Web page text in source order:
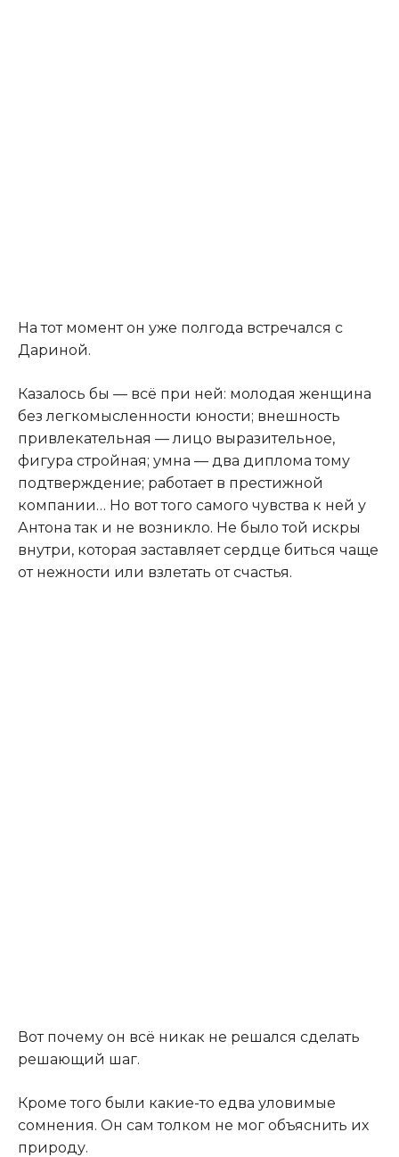
На тот момент он уже полгода встречался с
Дариной.
Казалось бы — всё при ней: молодая женщина
без легкомысленности юности; внешность
привлекательная — лицо выразительное,
фигура стройная; умна — два диплома тому
подтверждение; работает в престижной
компании… Но вот того самого чувства к ней у
Антона так и не возникло. Не было той искры
внутри, которая заставляет сердце биться чаще
от нежности или взлетать от счастья.
Вот почему он всё никак не решался сделать
решающий шаг.
Кроме того были какие-то едва уловимые
сомнения. Он сам толком не мог объяснить их
природу.